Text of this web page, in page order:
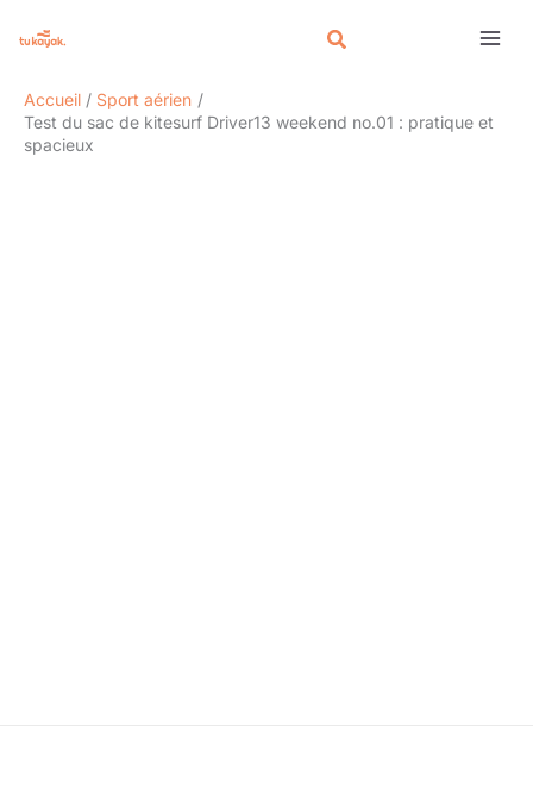
Accueil
Sport aérien
Test du sac de kitesurf Driver13 weekend no.01 : pratique et
spacieux